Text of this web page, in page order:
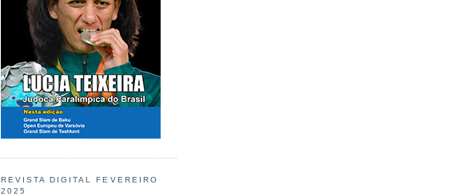
REVISTA DIGITAL FEVEREIRO
2025